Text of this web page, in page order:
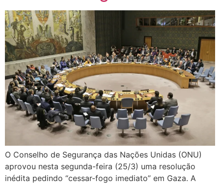
O Conselho de Segurança das Nações Unidas (ONU)
aprovou nesta segunda-feira (25/3) uma resolução
inédita pedindo “cessar-fogo imediato” em Gaza. A